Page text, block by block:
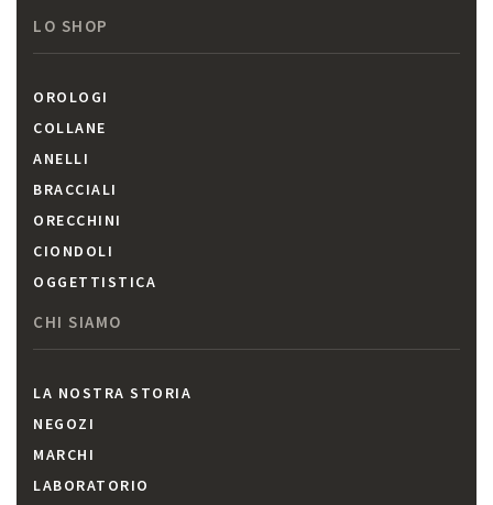
LO SHOP
OROLOGI
COLLANE
ANELLI
BRACCIALI
ORECCHINI
CIONDOLI
OGGETTISTICA
CHI SIAMO
LA NOSTRA STORIA
NEGOZI
MARCHI
LABORATORIO